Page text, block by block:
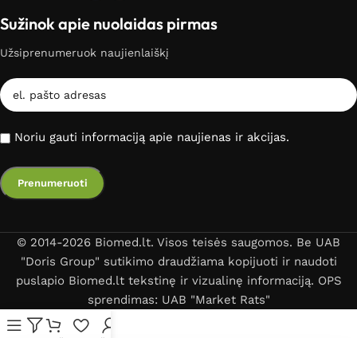
Sužinok apie nuolaidas pirmas
Užsiprenumeruok naujienlaiškį
Noriu gauti informaciją apie naujienas ir akcijas.
© 2014-2026 Biomed.lt. Visos teisės saugomos. Be UAB
"Doris Group" sutikimo draudžiama kopijuoti ir naudoti
puslapio Biomed.lt tekstinę ir vizualinę informaciją. OPS
sprendimas: UAB "Market Rats"